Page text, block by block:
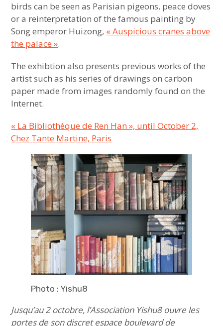
birds can be seen as Parisian pigeons, peace doves
or a reinterpretation of the famous painting by
Song emperor Huizong, « Auspicious cranes above
the palace ».
The exhibtion also presents previous works of the
artist such as his series of drawings on carbon
paper made from images randomly found on the
Internet.
« La Bibliothèque de Ren Han », until October 2,
Chez Tante Martine, Paris
Photo : Yishu8
Jusqu’au 2 octobre, l’Association Yishu8 ouvre les
portes de son discret espace boulevard de